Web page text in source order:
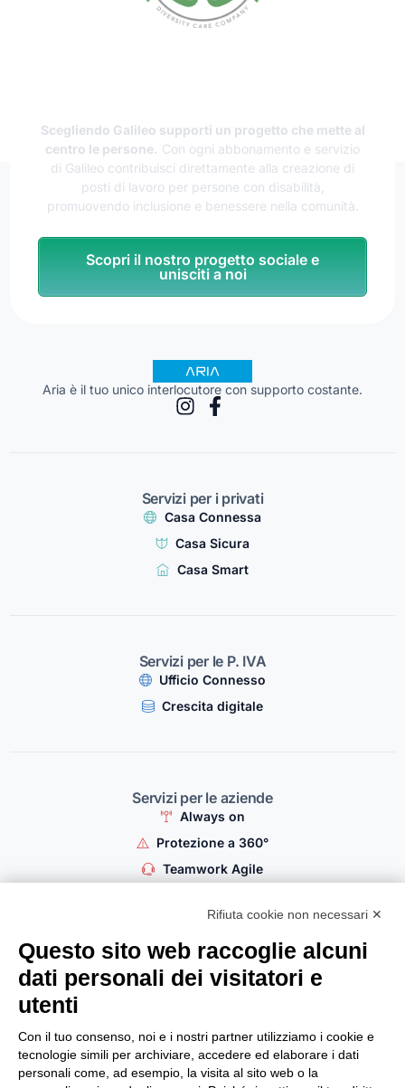
Scegliendo Galileo supporti un progetto che mette al
centro le persone. Con ogni abbonamento e servizio
di Galileo contribuisci direttamente alla creazione di
posti di lavoro per persone con disabilità,
promuovendo inclusione e benessere nella comunità.
Scopri il nostro progetto sociale e
unisciti a noi
Aria è il tuo unico interlocutore con supporto costante.
Servizi per i privati
Casa Connessa
Casa Sicura
Casa Smart
Servizi per le P. IVA
Ufficio Connesso
Crescita digitale
Servizi per le aziende
Always on
Protezione a 360°
Teamwork Agile
Crescita digitale
Connettività per l'Hospitality
Protezione a 360°
Comunicazione Smart
Rifiuta cookie non necessari ✕
Questo sito web raccoglie alcuni
dati personali dei visitatori e
utenti
Con il tuo consenso, noi e i nostri partner utilizziamo i cookie e
tecnologie simili per archiviare, accedere ed elaborare i dati
personali come, ad esempio, la visita al sito web o la